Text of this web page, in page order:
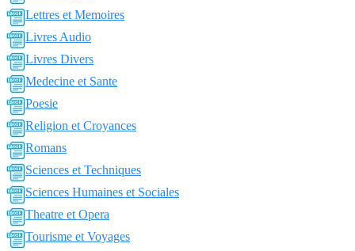
Lettres et Memoires
Livres Audio
Livres Divers
Medecine et Sante
Poesie
Religion et Croyances
Romans
Sciences et Techniques
Sciences Humaines et Sociales
Theatre et Opera
Tourisme et Voyages